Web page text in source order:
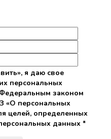
я даю свое
персональных
законом
«О персональных
целей, определенных
данных *